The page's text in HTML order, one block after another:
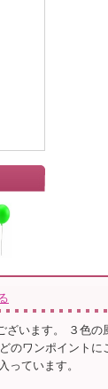
ざいます。 ３色
のワンポイント
っています。